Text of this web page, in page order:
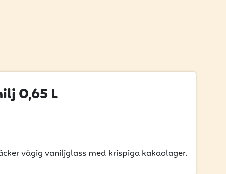
0,65 L
vågig vaniljglass med krispiga kakaolager.